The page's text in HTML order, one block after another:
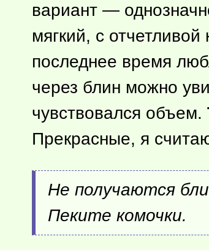
вариант —
мягкий, с
последнее время
через блин можно
чувствовался объем.
Прекрасные, я
Не получаются
Пеките комочки.